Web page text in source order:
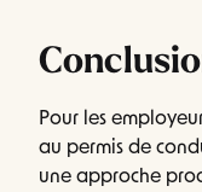
Pour les
au permis de
une approche